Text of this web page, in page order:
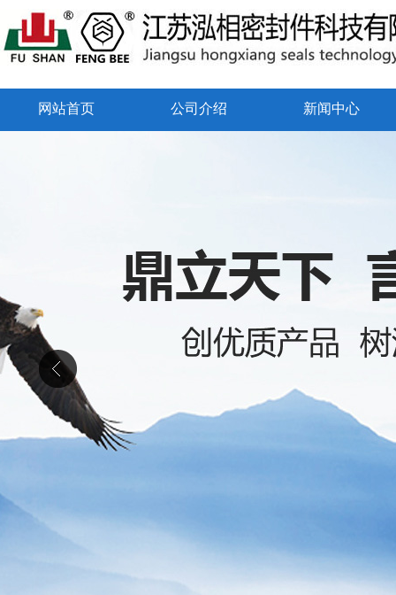
网站首页 公司介绍 新闻中心